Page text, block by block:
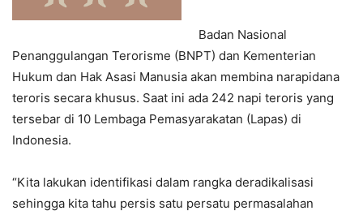
Badan Nasional
Penanggulangan Terorisme (BNPT) dan Kementerian
Hukum dan Hak Asasi Manusia akan membina narapidana
teroris secara khusus. Saat ini ada 242 napi teroris yang
tersebar di 10 Lembaga Pemasyarakatan (Lapas) di
Indonesia.
“Kita lakukan identifikasi dalam rangka deradikalisasi
sehingga kita tahu persis satu persatu permasalahan